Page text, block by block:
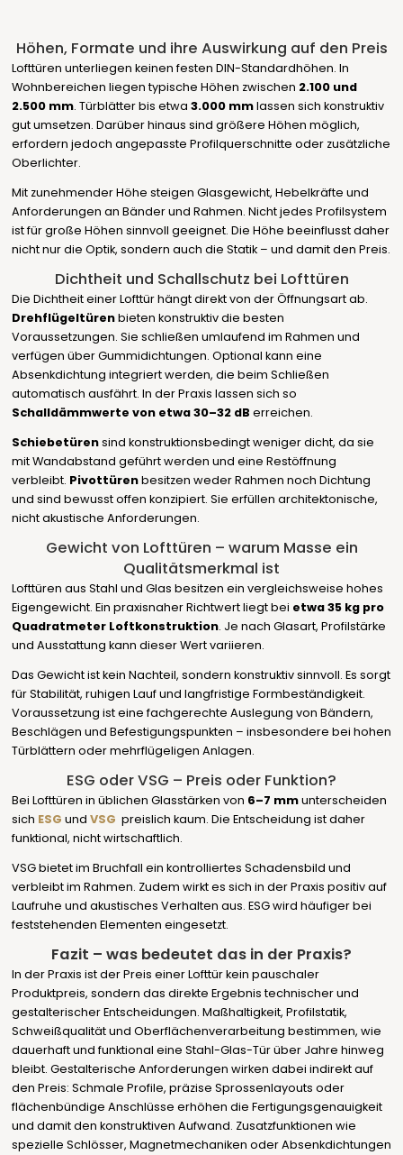
Höhen, Formate und ihre Auswirkung auf den Preis
Lofttüren unterliegen keinen festen DIN-Standardhöhen. In
Wohnbereichen liegen typische Höhen zwischen 2.100 und
2.500 mm. Türblätter bis etwa 3.000 mmlassen sich konstruktiv
gut umsetzen. Darüber hinaus sind größere Höhen möglich,
erfordern jedoch angepasste Profilquerschnitte oder zusätzliche
Oberlichter.
Mit zunehmender Höhe steigen Glasgewicht, Hebelkräfte und
Anforderungen an Bänder und Rahmen. Nicht jedes Profilsystem
ist für große Höhen sinnvoll geeignet. Die Höhe beeinflusst daher
nicht nur die Optik, sondern auch die Statik – und damit den Preis.
Dichtheit und Schallschutz bei Lofttüren
Die Dichtheit einer Lofttür hängt direkt von der Öffnungsart ab.
Drehflügeltürenbieten konstruktiv die besten
Voraussetzungen. Sie schließen umlaufend im Rahmen und
verfügen über Gummidichtungen. Optional kann eine
Absenkdichtung integriert werden, die beim Schließen
automatisch ausfährt. In der Praxis lassen sich so
Schalldämmwerte von etwa 30–32 dB erreichen.
Schiebetürensind konstruktionsbedingt weniger dicht, da sie
mit Wandabstand geführt werden und eine Restöffnung
verbleibt. Pivottürenbesitzen weder Rahmen noch Dichtung
und sind bewusst offen konzipiert. Sie erfüllen architektonische,
nicht akustische Anforderungen.
Gewicht von Lofttüren – warum Masse ein
Qualitätsmerkmal ist
Lofttüren aus Stahl und Glas besitzen ein vergleichsweise hohes
Eigengewicht. Ein praxisnaher Richtwert liegt bei etwa 35 kg pro
Quadratmeter Loftkonstruktion. Je nach Glasart, Profilstärke
und Ausstattung kann dieser Wert variieren.
Das Gewicht ist kein Nachteil, sondern konstruktiv sinnvoll. Es sorgt
für Stabilität, ruhigen Lauf und langfristige Formbeständigkeit.
Voraussetzung ist eine fachgerechte Auslegung von Bändern,
Beschlägen und Befestigungspunkten – insbesondere bei hohen
Türblättern oder mehrflügeligen Anlagen.
ESG oder VSG – Preis oder Funktion?
Bei Lofttüren in üblichen Glasstärken von 6–7 mmunterscheiden
sich ESG und VSG preislich kaum. Die Entscheidung ist daher
funktional, nicht wirtschaftlich.
VSG bietet im Bruchfall ein kontrolliertes Schadensbild und
verbleibt im Rahmen. Zudem wirkt es sich in der Praxis positiv auf
Laufruhe und akustisches Verhalten aus. ESG wird häufiger bei
feststehenden Elementen eingesetzt.
Fazit – was bedeutet das in der Praxis?
In der Praxis ist der Preis einer Lofttür kein pauschaler
Produktpreis, sondern das direkte Ergebnis technischer und
gestalterischer Entscheidungen. Maßhaltigkeit, Profilstatik,
Schweißqualität und Oberflächenverarbeitung bestimmen, wie
dauerhaft und funktional eine Stahl-Glas-Tür über Jahre hinweg
bleibt. Gestalterische Anforderungen wirken dabei indirekt auf
den Preis: Schmale Profile, präzise Sprossenlayouts oder
flächenbündige Anschlüsse erhöhen die Fertigungsgenauigkeit
und damit den konstruktiven Aufwand. Zusatzfunktionen wie
spezielle Schlösser, Magnetmechaniken oder Absenkdichtungen